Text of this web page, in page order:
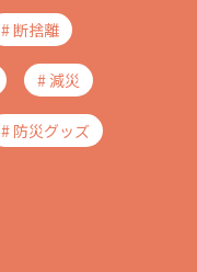
# 断捨離
# 減災
# 防災グッズ